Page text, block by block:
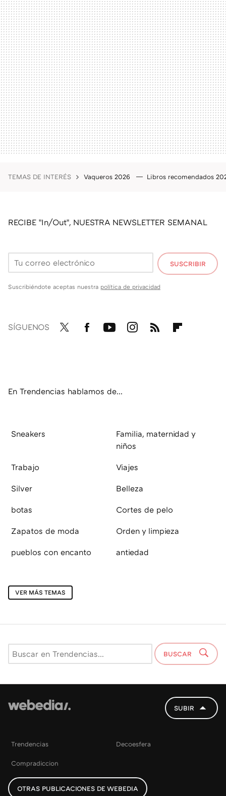
TEMAS DE INTERÉS Vaqueros 2026 Libros recomendados
RECIBE "In/Out", NUESTRA NEWSLETTER SEMANAL
SUSCRIBIR
Suscribiéndote aceptas nuestra política de privacidad
SÍGUENOS
En Trendencias hablamos de...
Sneakers
Familia, maternidad y
niños
Trabajo Viajes
Silver Belleza
botas Cortes de pelo
Zapatos de moda Orden y limpieza
pueblos con encanto antiedad
VER MÁS TEMAS
BUSCAR
SUBIR
Trendencias Decoesfera
Compradiccion
OTRAS PUBLICACIONES DE WEBEDIA